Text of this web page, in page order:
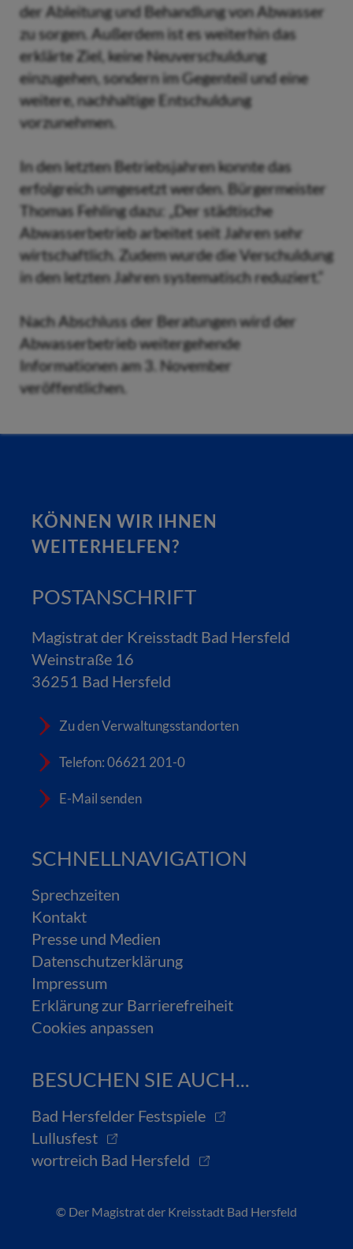
der Ableitung und Behandlung von Abwasser
zu sorgen. Außerdem ist es weiterhin das
erklärte Ziel, keine Neuverschuldung
einzugehen, sondern im Gegenteil und eine
weitere, nachhaltige Entschuldung
vorzunehmen.
In den letzten Betriebsjahren konnte das
erfolgreich umgesetzt werden. Bürgermeister
Thomas Fehling dazu: „Der städtische
Abwasserbetrieb arbeitet seit Jahren sehr
wirtschaftlich. Zudem wurde die Verschuldung
in den letzten Jahren systematisch reduziert.“
Nach Abschluss der Beratungen wird der
Abwasserbetrieb weitergehende
Informationen am 3. November
veröffentlichen.
KÖNNEN WIR IHNEN
WEITERHELFEN?
POSTANSCHRIFT
Magistrat der Kreisstadt Bad Hersfeld
Weinstraße 16
36251 Bad Hersfeld
Zu den Verwaltungsstandorten
Telefon: 06621 201-0
E-Mail senden
SCHNELLNAVIGATION
Sprechzeiten
Kontakt
Presse und Medien
Datenschutzerklärung
Impressum
Erklärung zur Barrierefreiheit
Cookies anpassen
BESUCHEN SIE AUCH...
Bad Hersfelder Festspiele
Lullusfest
wortreich Bad Hersfeld
© Der Magistrat der Kreisstadt Bad Hersfeld